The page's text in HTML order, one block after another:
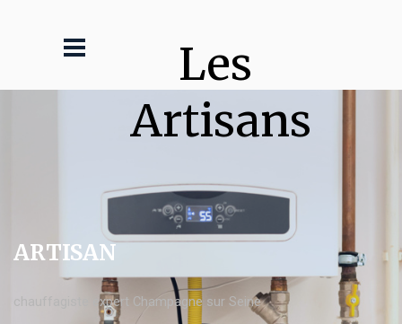
Les
Artisans
ARTISAN
chauffagiste expert Champagne sur Seine